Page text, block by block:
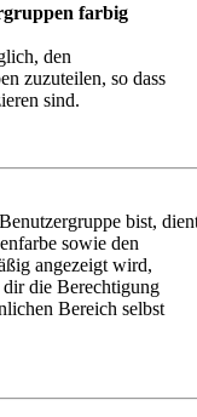
farbig
den
zuzuteilen, so dass
sind.
bist,
sowie den
angezeigt wird,
die Berechtigung
Bereich selbst